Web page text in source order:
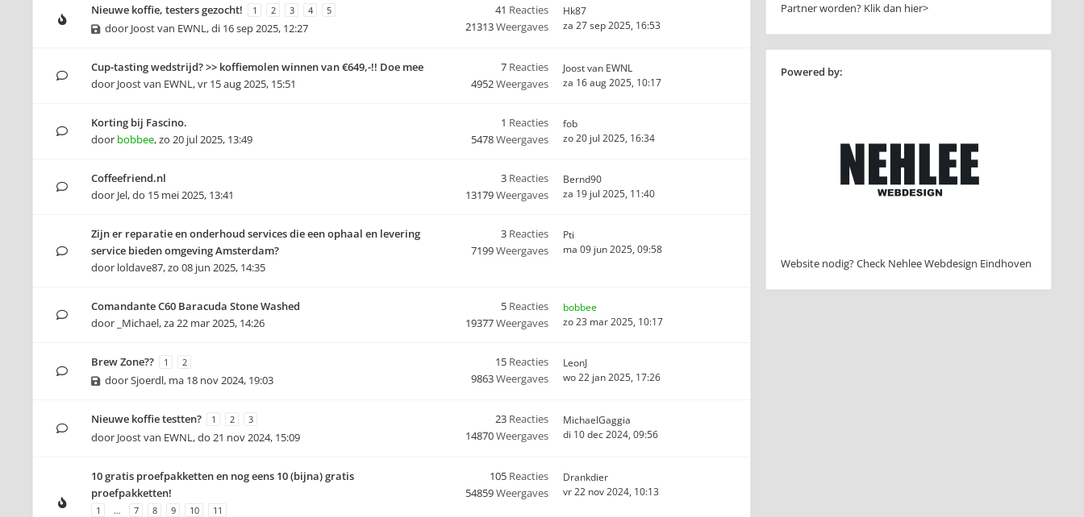
Nieuwe koffie, testers gezocht! 1 2 3 4 5
door Joost van EWNL,di 16 sep 2025, 12:27
41 Reacties
21313Weergaves
Hk87
za 27 sep 2025, 16:53
Cup-tasting wedstrijd? >> koffiemolen winnen van €649,-!! Doe mee
door Joost van EWNL,vr 15 aug 2025, 15:51
7 Reacties
4952Weergaves
Joost van EWNL
za 16 aug 2025, 10:17
Korting bij Fascino.
door bobbee,zo 20 jul 2025, 13:49
1 Reacties
5478Weergaves
fob
zo 20 jul 2025, 16:34
Coffeefriend.nl
door Jel,do 15 mei 2025, 13:41
3 Reacties
13179Weergaves
Bernd90
za 19 jul 2025, 11:40
Zijn er reparatie en onderhoud services die een ophaal en levering
service bieden omgeving Amsterdam?
door loldave87,zo 08 jun 2025, 14:35
3 Reacties
7199Weergaves
Pti
ma 09 jun 2025, 09:58
Comandante C60 Baracuda Stone Washed
door _Michael,za 22 mar 2025, 14:26
5 Reacties
19377Weergaves
bobbee
zo 23 mar 2025, 10:17
Brew Zone?? 1 2
doorSjoerdl, ma 18 nov 2024, 19:03
15 Reacties
9863Weergaves
LeonJ
wo 22 jan 2025, 17:26
Nieuwe koffie testten? 1 2 3
door Joost van EWNL,do 21 nov 2024, 15:09
23 Reacties
14870Weergaves
MichaelGaggia
di 10 dec 2024, 09:56
10 gratis proefpakketten en nog eens 10 (bijna) gratis
proefpakketten!
1 … 7 8 9 10 11
105 Reacties
54859Weergaves
Drankdier
vr 22 nov 2024, 10:13
Partner worden? Klik dan hier>
Powered by:
Website nodig? Check Nehlee Webdesign Eindhoven